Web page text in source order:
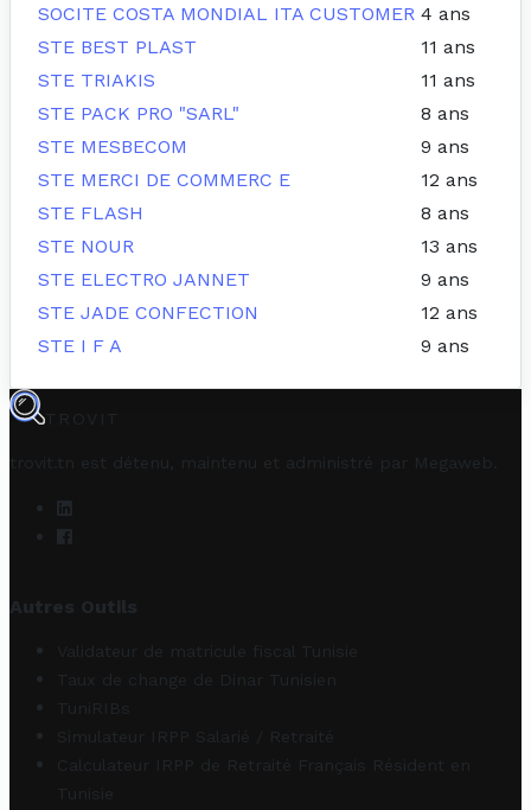
SOCITE COSTA MONDIAL ITA CUSTOMER 4 ans
STE BEST PLAST
11 ans
STE TRIAKIS
11 ans
STE PACK PRO "SARL"
8 ans
STE MESBECOM
9 ans
STE MERCI DE COMMERC E
12 ans
STE FLASH
8 ans
STE NOUR
13 ans
STE ELECTRO JANNET
9 ans
STE JADE CONFECTION
12 ans
STE I F A
9 ans
TROVIT
trovit.tn est détenu, maintenu et administré par Megaweb
Autres Outils
Validateur de matricule fiscal Tunisie
Taux de change de Dinar Tunisien
TuniRIBs
Simulateur IRPP Salarié / Retraité
Calculateur IRPP de Retraité Français Résident en
Tunisie